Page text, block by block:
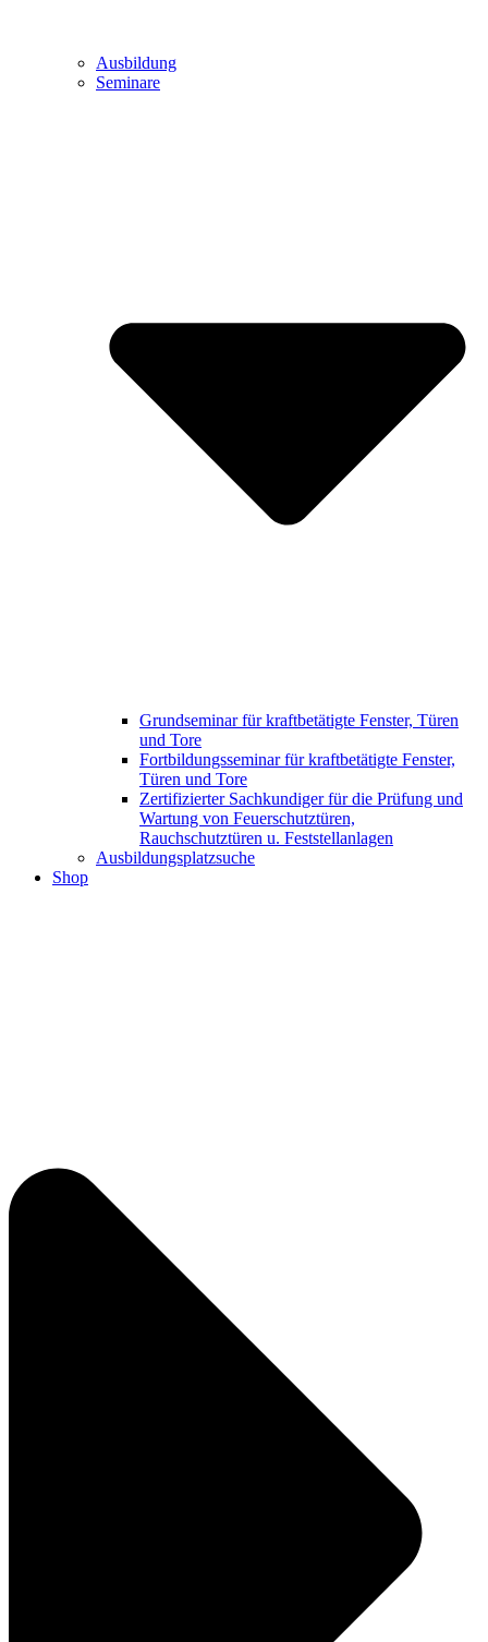
Ausbildung
Seminare
Grundseminar für kraftbetätigte Fenster, Türen
und Tore
Fortbildungsseminar für kraftbetätigte Fenster,
Türen und Tore
Zertifizierter Sachkundiger für die Prüfung und
Wartung von Feuerschutztüren,
Rauchschutztüren u. Feststellanlagen
Ausbildungsplatzsuche
Shop